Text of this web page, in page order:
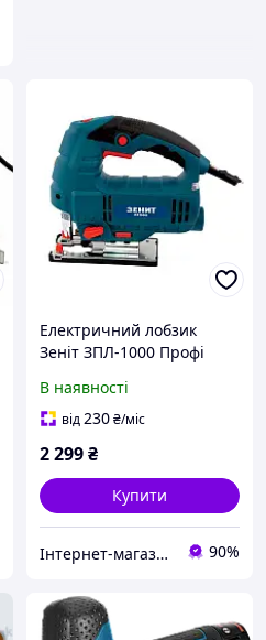
Електричний лобзик
Зеніт ЗПЛ-1000 Профі
лобзик для фігурного
випілювання
В наявності
від230₴/міс
2 299₴
Купити
Інтернет-магазин "inGarden" 90%